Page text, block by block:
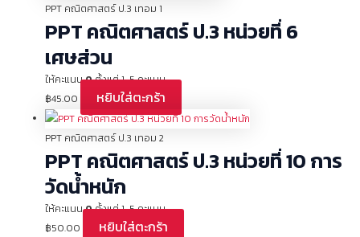
PPT คณิตศาสตร์ ป.3 เทอม 1
PPT คณิตศาสตร์ ป.3 หน่วยที่ 6
เศษส่วน
ให้คะแนน0ตั้งแต่ 1-5 คะแนน
฿45.00 หยิบใส่ตะกร้า
PPT คณิตศาสตร์ ป.3 เทอม 2
PPT คณิตศาสตร์ ป.3 หน่วยที่ 10 การ
วัดน้ำหนัก
ให้คะแนน0ตั้งแต่ 1-5 คะแนน
฿50.00 หยิบใส่ตะกร้า